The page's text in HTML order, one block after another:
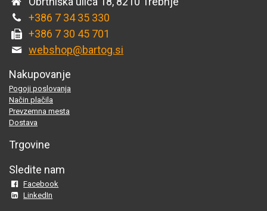
+386 7 34 35 330
+386 7 30 45 701
webshop@bartog.si
Nakupovanje
Pogoji poslovanja
Način plačila
Prevzemna mesta
Dostava
Trgovine
Sledite nam
Facebook
LinkedIn